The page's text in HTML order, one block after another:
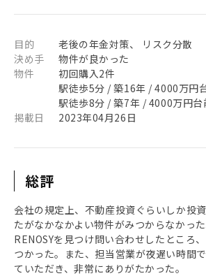
目的
老後の年金対策、 リスク分散
決め手
物件が良かった
物件
初回購入2件
駅徒歩5分 / 築16年 / 4000万円
駅徒歩8分 / 築7年 / 4000万円台
掲載日
2023年04月26日
総評
会社の規定上、不動産投資ぐらいしか投
たがなかなかよい物件がみつからなかった
RENOSYを見つけ問い合わせしたところ
つかった。また、担当営業が夜遅い時間
ていただき、非常にありがたかった。